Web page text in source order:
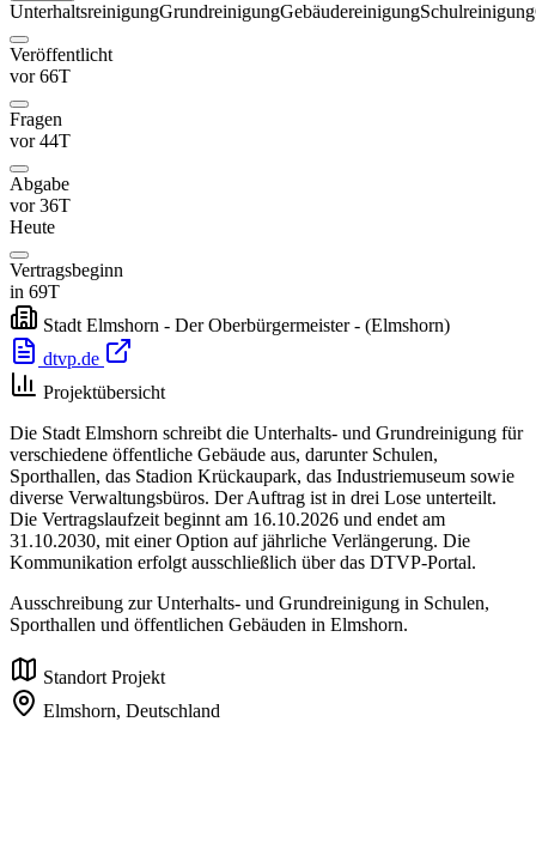
UnterhaltsreinigungGrundreinigungGebäudereinigungSchulreinigung
Veröffentlicht
vor 66T
Fragen
vor 44T
Abgabe
vor 36T
Heute
Vertragsbeginn
in 69T
Stadt Elmshorn - Der Oberbürgermeister - (Elmshorn)
dtvp.de
Projektübersicht
Die Stadt Elmshorn schreibt die Unterhalts- und Grundreinigung für
verschiedene öffentliche Gebäude aus, darunter Schulen,
Sporthallen, das Stadion Krückaupark, das Industriemuseum sowie
diverse Verwaltungsbüros. Der Auftrag ist in drei Lose unterteilt.
Die Vertragslaufzeit beginnt am 16.10.2026 und endet am
31.10.2030, mit einer Option auf jährliche Verlängerung. Die
Kommunikation erfolgt ausschließlich über das DTVP-Portal.
Ausschreibung zur Unterhalts- und Grundreinigung in Schulen,
Sporthallen und öffentlichen Gebäuden in Elmshorn.
Standort Projekt
Elmshorn, Deutschland